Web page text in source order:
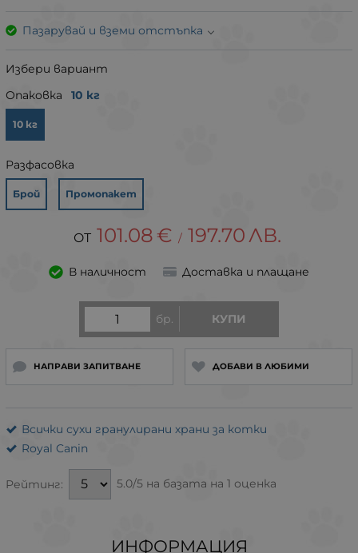
Пазарувай и вземи отстъпка
Избери вариант
Опаковка
10 кг
10 кг
Разфасовка
Брой Промопакет
101.08 € / 197.70 ЛВ.
В наличност Доставка и плащане
бр. КУПИ
НАПРАВИ ЗАПИТВАНЕ ДОБАВИ В ЛЮБИМИ
Всички сухи гранулирани храни за котки
Royal Canin
Рейтинг: 5.0/5 на базата на 1 оценка
ИНФОРМАЦИЯ